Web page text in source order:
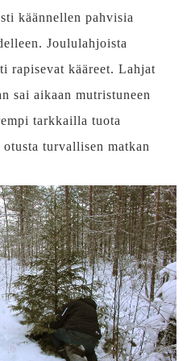
käännellen pahvisia
Joululahjoista
rapisevat kääreet. Lahjat
sai aikaan mutristuneen
tarkkailla tuota
turvallisen matkan